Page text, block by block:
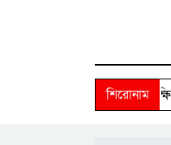
শিরোনাম
২৫০ পরিবারের পাশে ‘দক্ষিণ